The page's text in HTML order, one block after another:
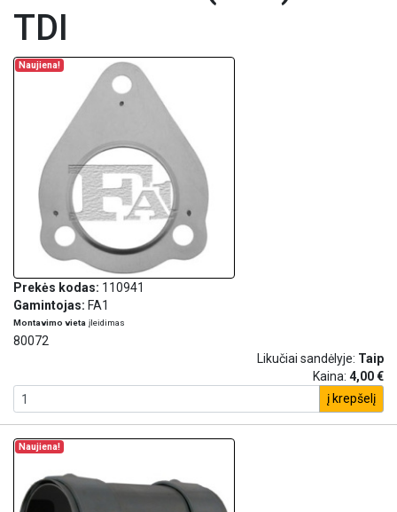
TDI
Naujiena!
Prekės kodas: 110941
Gamintojas: FA1
Montavimo vieta įleidimas
80072
Likučiai sandėlyje: Taip
Kaina: 4,00 €
į krepšelį
Naujiena!